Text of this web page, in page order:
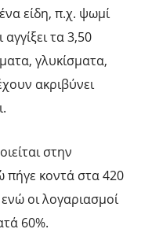
είδη, π.χ. ψωμί
τα 3,50
γλυκίσματα,
ακριβύνει
στην
κοντά στα 420
οι λογαριασμοί
60%.